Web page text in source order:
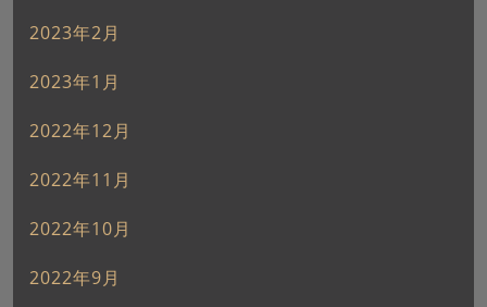
2023年2月
2023年1月
2022年12月
2022年11月
2022年10月
2022年9月